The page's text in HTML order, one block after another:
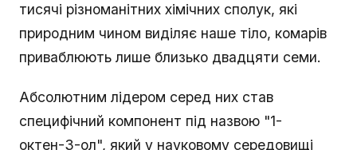
тисячі різноманітних хімічних сполук, які
природним чином виділяє наше тіло, комарів
приваблюють лише близько двадцяти семи.
Абсолютним лідером серед них став
специфічний компонент під назвою "1-
октен-3-ол", який у науковому середовищі